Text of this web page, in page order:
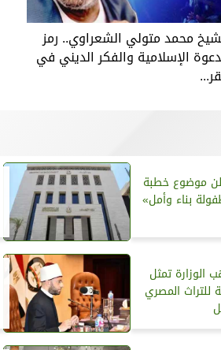
محمد متولي الشعراوي.. رمز
الإسلامية والفكر الديني في
موضوع خطبة
بناء وأمل»
الوزارة تمثل
للتراث المصري